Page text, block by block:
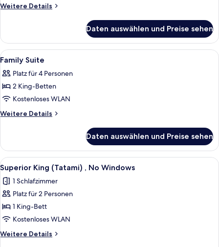
Weitere Details
Weitere
Suite
Daten auswählen und Preise sehen
Alle
Fotos
für
Family
Suite
anzeigen
Schreibtisch, Bügeleisen/Bügelbrett,
2
Family Suite
Platz für 4 Personen
2 King-Betten
Kostenloses WLAN
Weitere Details
Weitere
Suite
Daten auswählen und Preise sehen
Alle
Fotos
für
Superior
King
(Tatami)
,
No
Ein Hotelzimmer mit zwei Betten,
2
Superior King (Tatami) , No Windows
1 Schlafzimmer
Platz für 2 Personen
1 King-Bett
Kostenloses WLAN
Weitere Details
Weitere